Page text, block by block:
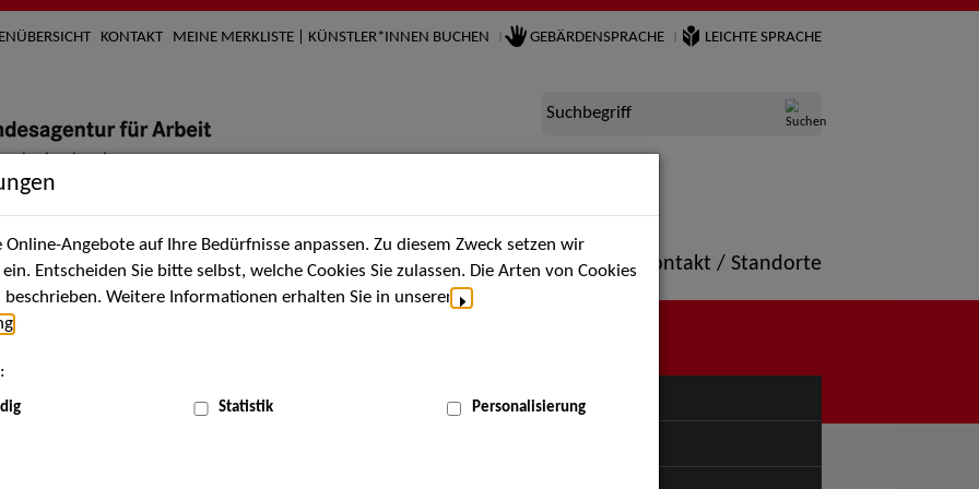
KONTAKT MEINE MERKLISTE | KÜNSTLER*INNEN BUCHEN GEBÄRDENSPRACHE LEICHTE SPRACHE
Suchbegriff
Künstler*innen Über uns Aktuelles Termine Portfolio Kontakt / Standorte
MENÜ
Angebote auf Ihre Bedürfnisse anpassen. Zu diesem Zweck setzen wir
Entscheiden Sie bitte selbst, welche Cookies Sie zulassen. Die Arten von Cookies
Weitere Informationen erhalten Sie in unserer
Statistik Personalisierung